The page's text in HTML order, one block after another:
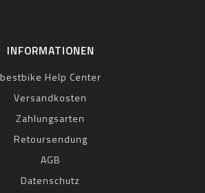
INFORMATIONEN
bestbike Help Center
Versandkosten
Zahlungsarten
Retoursendung
AGB
Datenschutz